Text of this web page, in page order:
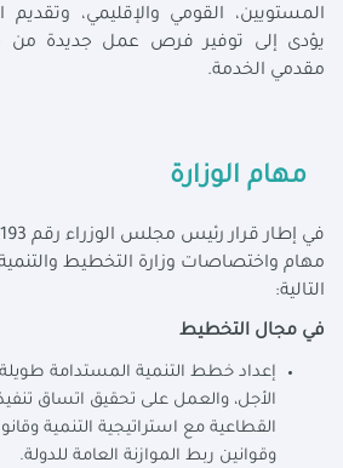
المستويين، القومي والإقليمي، وتقديم
يؤدى إلى توفير فرص عمل جديدة من
مقدمي الخدمة.
مهام الوزارة
مهام واختصاصات وزارة التخطيط
التالية:
في مجال التخطيط
إعداد خطط التنمية المستدامة
الأجل، والعمل على تحقيق اتساق
القطاعية مع استراتيجية التنمية
وقوانين ربط الموازنة العامة للدولة.